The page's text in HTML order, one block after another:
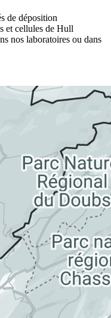
de déposition
et cellules de Hull
nos laboratoires ou dans